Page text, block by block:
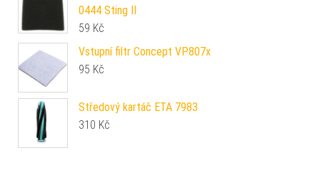
0444 Sting II
59 Kč
Vstupní filtr Concept VP807x
95 Kč
Středový kartáč ETA 7983
310 Kč